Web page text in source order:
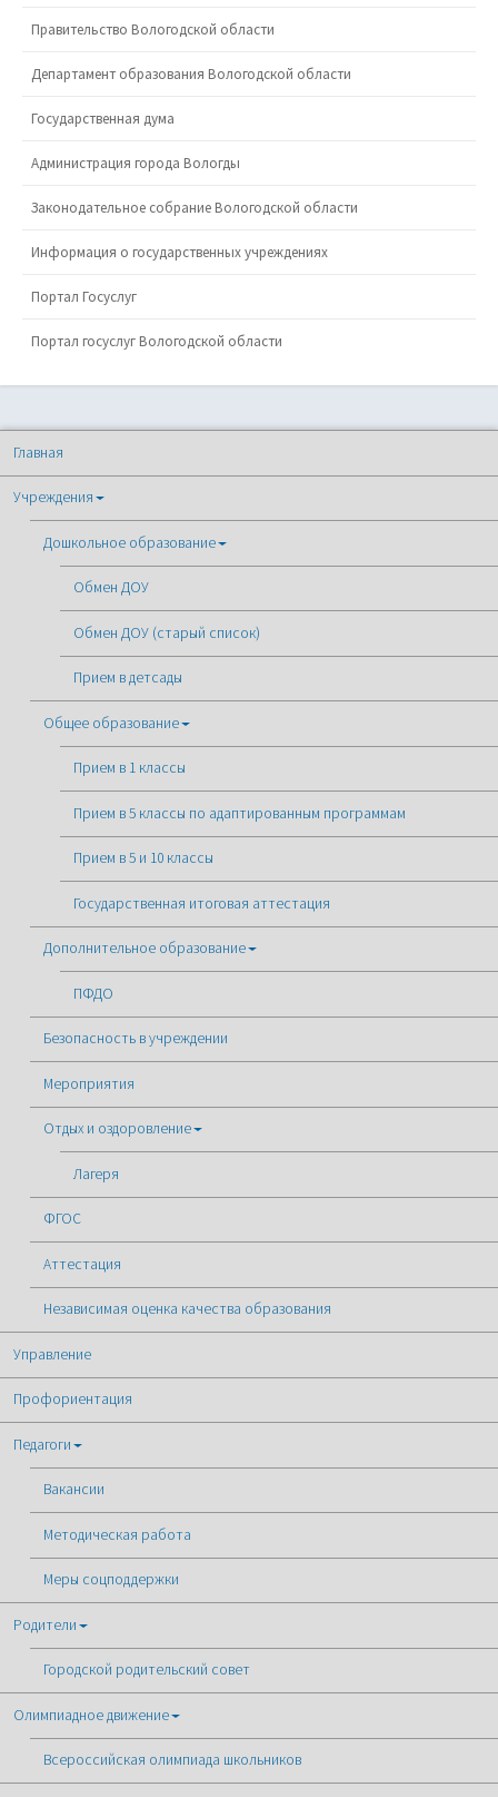
Правительство Вологодской области
Департамент образования Вологодской области
Государственная дума
Администрация города Вологды
Законодательное собрание Вологодской области
Информация о государственных учреждениях
Портал Госуслуг
Портал госуслуг Вологодской области
Главная
Учреждения
Дошкольное образование
Обмен ДОУ
Обмен ДОУ (старый список)
Прием в детсады
Общее образование
Прием в 1 классы
Прием в 5 классы по адаптированным программам
Прием в 5 и 10 классы
Государственная итоговая аттестация
Дополнительное образование
ПФДО
Безопасность в учреждении
Мероприятия
Отдых и оздоровление
Лагеря
ФГОС
Аттестация
Независимая оценка качества образования
Управление
Профориентация
Педагоги
Вакансии
Методическая работа
Меры соцподдержки
Родители
Городской родительский совет
Олимпиадное движение
Всероссийская олимпиада школьников